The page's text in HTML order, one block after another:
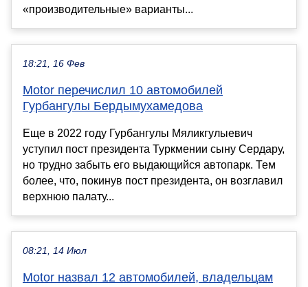
«производительные» варианты...
18:21, 16 Фев
Motor перечислил 10 автомобилей
Гурбангулы Бердымухамедова
Еще в 2022 году Гурбангулы Мяликгулыевич
уступил пост президента Туркмении сыну Сердару,
но трудно забыть его выдающийся автопарк. Тем
более, что, покинув пост президента, он возглавил
верхнюю палату...
08:21, 14 Июл
Motor назвал 12 автомобилей, владельцам